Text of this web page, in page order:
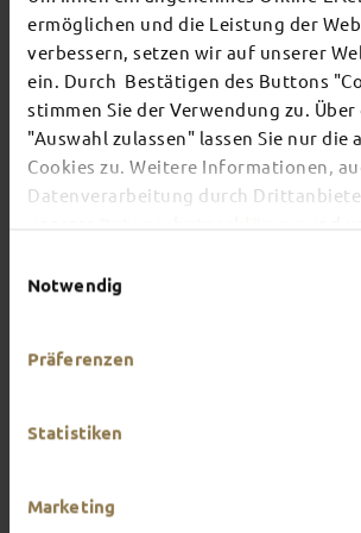
ermöglichen und die Leistung der
verbessern, setzen wir auf unserer
ein. Durch Bestätigen des Buttons
stimmen Sie der Verwendung zu.
"Auswahl zulassen" lassen Sie nur die
Cookies zu. Weitere Informationen,
Datenverarbeitung durch
Notwendig
Präferenzen
Statistiken
Marketing
THROUGH
EXERCISE
For all those who have ants in their
to exercise while travelling, there are
opportunities to get active in Fulda.